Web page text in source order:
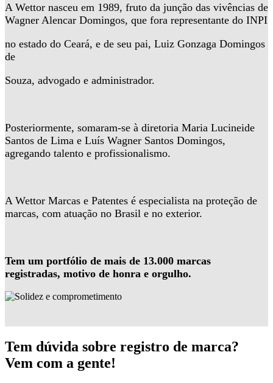
A Wettor nasceu em 1989, fruto da junção das vivências de
Wagner Alencar Domingos, que fora representante do INPI
no estado do Ceará, e de seu pai, Luiz Gonzaga Domingos
de
Souza, advogado e administrador.
Posteriormente, somaram-se à diretoria Maria Lucineide
Santos de Lima e Luís Wagner Santos Domingos,
agregando talento e profissionalismo.
A Wettor Marcas e Patentes é especialista na proteção de
marcas, com atuação no Brasil e no exterior.
Tem um portfólio de mais de 13.000 marcas
registradas, motivo de honra e orgulho.
Tem dúvida sobre registro de marca?
Vem com a gente!